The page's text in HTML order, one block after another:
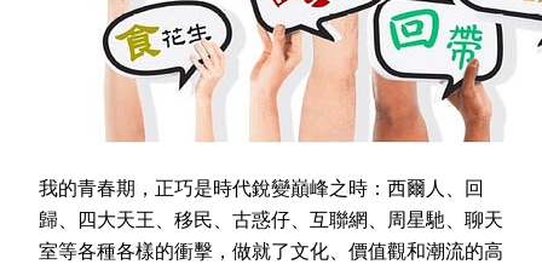
我的青春期，正巧是時代銳變巔峰之時：西爾人、回
歸、四大天王、移民、古惑仔、互聯網、周星馳、聊天
室等各種各樣的衝擊，做就了文化、價值觀和潮流的高